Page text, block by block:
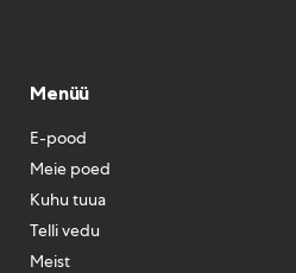
Menüü
E-pood
Meie poed
Kuhu tuua
Telli vedu
Meist